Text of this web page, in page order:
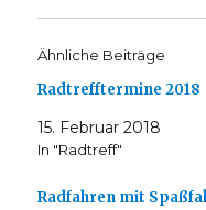
Ähnliche Beiträge
Radtrefftermine 2018
15. Februar 2018
In "Radtreff"
Radfahren mit